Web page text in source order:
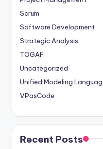
Scrum
Software Development
Strategic Analysis
TOGAF
Uncategorized
Unified Modeling
VPasCode
Recent Posts